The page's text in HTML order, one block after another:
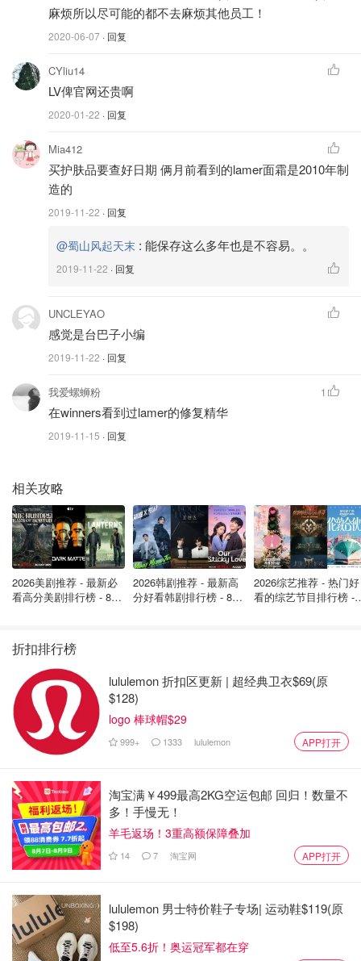
安安小小可
今天去了离家比较远的winners, 货比家附近那家多了点。看
见了几套价格不错保湿套装，就赶紧买下来了。尽管不适合
自己的皮肤，打算买来给我妈。 兰蔻的多元晚霜套装，
$59.99. 包括两个正装，多元晚霜50g（适合干皮）和多元防
晒50ml(防晒日期到明年6月，不好），50ml洁面和8ml小黑
瓶。快速的在丝芙兰App上看了下单价，买了。 Murad 保湿
精华套装， $29.99. 这个是真便宜啊，包括30ml焕活水动力
保湿精华，5ml夜间修护精华和45ml的洁面。保湿精华丝芙
兰卖102刀，这个29.99一套真是超便宜啊。可是我超想要她
家的A醇精华啊?。结完账回到车上查了下日期，今年3月
$14.99.丝芙兰$50. 这个也是便宜啊，就是不知道好用不，先
的,$59.99, 价格不算好。 资生堂的两款面霜，日期太差了,17
年的，红腰子眼精华价格也不好。 Glamglow六酸精华红标
了，$30. 试用了上次丝芙兰满额赠的5ml这款精华，不怎么
温哥华的灰机 10 查看原帖
昨天去Winners，除了买包，还有就是淘到了1折的CPB的遮
瑕棒和粉底液。 图2是遮瑕棒，原价95，现价只有7.99，但
是11月就要过期了，这种用1、2次也就回本了，不亏?颜色
是ocre，对于肤色不白的我，还是很适用的。 图4是粉底
液，开罐后24个月过期，原价160，现价50，颜色是B20。
稍微有点深，但是如果晒黑之后，也看不出来了。Silky这个
系列已经停产了，但我看网友们的反馈，都说还不错。 在
麻烦所以尽可能的都不去麻烦其他员工！
2020-06-07 · 回复
CYliu14
LV俾官网还贵啊
2020-01-22 · 回复
Mia412
买护肤品要查好日期 俩月前看到的lamer面霜是2010年制
造的
2019-11-22 · 回复
@蜀山风起天末 : 能保存这么多年也是不容易。。
2019-11-22 · 回复
UNCLEYAO
感觉是台巴子小编
2019-11-22 · 回复
我爱螺蛳粉
在winners看到过lamer的修复精华
2019-11-15 · 回复
1
相关攻略
2026美剧推荐 - 最新必
看高分美剧排行榜 - 8月
2026韩剧推荐 - 最新高
分好看韩剧排行榜 - 8月
2026综艺推荐 - 热门好
看的综艺节目排行榜 -
折扣排行榜
lululemon 折扣区更新 | 超经典卫衣$69(原
$128)
logo 棒球帽$29
999+ 1333 lululemon APP打开
淘宝满￥499最高2KG空运包邮 回归！数量不
多！手慢无！
羊毛返场！3重高额保障叠加
14 7 淘宝网 APP打开
lululemon 男士特价鞋子专场| 运动鞋$119(原
$198)
低至5.6折！奥运冠军都在穿